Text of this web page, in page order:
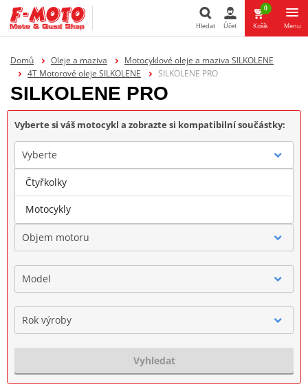
Hledat
Hledat Účet
0
Košík Menu
Domů Oleje a maziva
Motocyklové oleje a maziva SILKOLENE
4T Motorové oleje SILKOLENE
SILKOLENE PRO
SILKOLENE PRO
Vyberte si váš motocykl a zobrazte si kompatibilní součástky:
Vyberte
Značka
Objem motoru
Model
Rok výroby
Vyhledat
Čtyřkolky
Motocykly